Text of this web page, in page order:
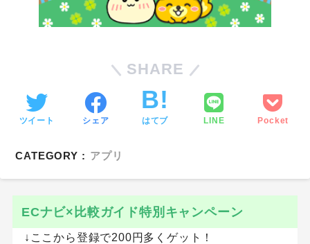
SHARE
ツイート シェア はてブ LINE Pocket
CATEGORY : アプリ
ECナビ×比較ガイド特別キャンペーン
↓ここから登録で200円多くゲット！